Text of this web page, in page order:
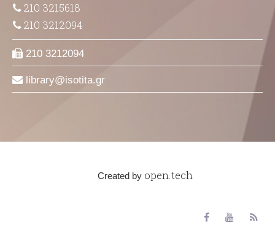
210 3215618
210 3212094
210 3212094
library isotita gr
Created by open.tech